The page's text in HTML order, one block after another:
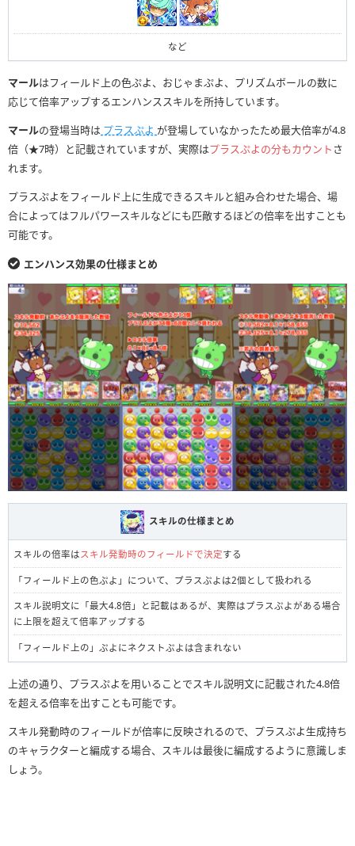
など
マールはフィールド上の色ぷよ、おじゃまぷよ、プリズムボールの数に
応じて倍率アップするエンハンススキルを所持しています。
マールの登場当時は プラスぷよ が登場していなかったため最大倍率が4.8
倍（★7時）と記載されていますが、実際はプラスぷよの分もカウント さ
れます。
プラスぷよをフィールド上に生成できるスキルと組み合わせた場合、場
合によってはフルパワースキルなどにも匹敵するほどの倍率を出すことも
可能です。
エンハンス効果の仕様まとめ
スキルの仕様まとめ
スキルの倍率はスキル発動時のフィールドで決定する
「フィールド上の色ぷよ」について、プラスぷよは2個として扱われる
スキル説明文に「最大4.8倍」と記載はあるが、実際はプラスぷよがある場合
に上限を超えて倍率アップする
「フィールド上の」ぷよにネクストぷよは含まれない
上述の通り、プラスぷよを用いることでスキル説明文に記載された4.8倍
を超える倍率を出すことも可能です。
スキル発動時のフィールドが倍率に反映されるので、プラスぷよ生成持ち
のキャラクターと編成する場合、スキルは最後に編成するように意識しま
しょう。